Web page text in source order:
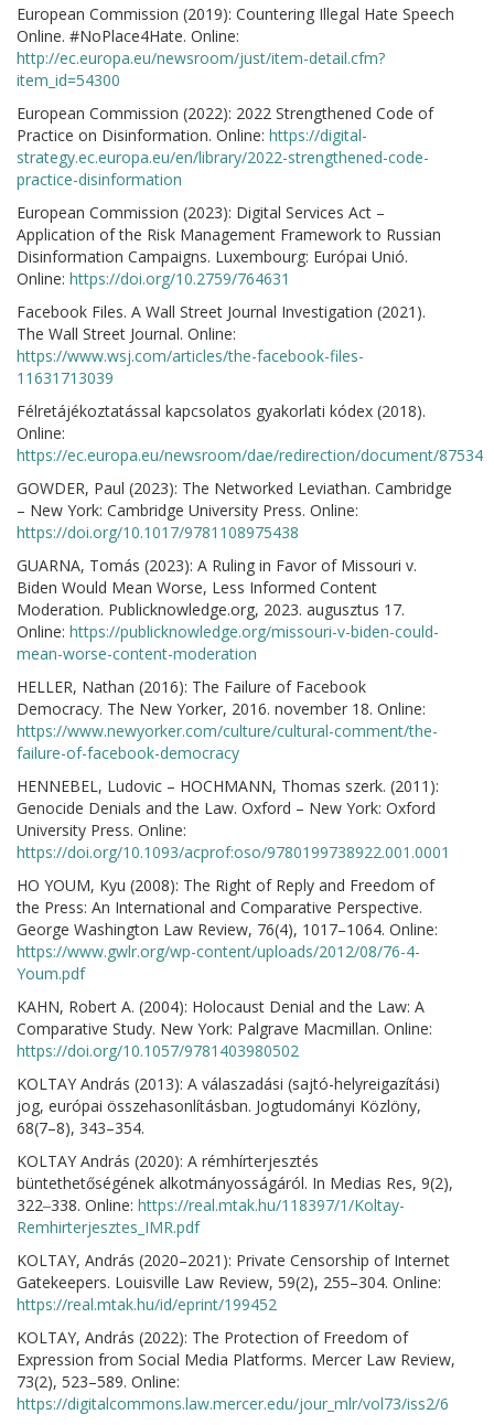
European Commission (2019): Countering Illegal Hate Speech
Online. #NoPlace4Hate. Online:
http://ec.europa.eu/newsroom/just/item-detail.cfm?
item_id=54300
European Commission (2022): 2022 Strengthened Code of
Practice on Disinformation. Online: https://digital-
strategy.ec.europa.eu/en/library/2022-strengthened-code-
practice-disinformation
European Commission (2023): Digital Services Act –
Application of the Risk Management Framework to Russian
Disinformation Campaigns. Luxembourg: Európai Unió.
Online: https://doi.org/10.2759/764631
Facebook Files. A Wall Street Journal Investigation (2021).
The Wall Street Journal. Online:
https://www.wsj.com/articles/the-facebook-files-
11631713039
Félretájékoztatással kapcsolatos gyakorlati kódex (2018).
Online:
https://ec.europa.eu/newsroom/dae/redirection/document/87534
GOWDER, Paul (2023): The Networked Leviathan. Cambridge
– New York: Cambridge University Press. Online:
https://doi.org/10.1017/9781108975438
GUARNA, Tomás (2023): A Ruling in Favor of Missouri v.
Biden Would Mean Worse, Less Informed Content
Moderation. Publicknowledge.org, 2023. augusztus 17.
Online: https://publicknowledge.org/missouri-v-biden-could-
mean-worse-content-moderation
HELLER, Nathan (2016): The Failure of Facebook
Democracy. The New Yorker, 2016. november 18. Online:
https://www.newyorker.com/culture/cultural-comment/the-
failure-of-facebook-democracy
HENNEBEL, Ludovic – HOCHMANN, Thomas szerk. (2011):
Genocide Denials and the Law. Oxford – New York: Oxford
University Press. Online:
https://doi.org/10.1093/acprof:oso/9780199738922.001.0001
HO YOUM, Kyu (2008): The Right of Reply and Freedom of
the Press: An International and Comparative Perspective.
George Washington Law Review, 76(4), 1017–1064. Online:
https://www.gwlr.org/wp-content/uploads/2012/08/76-4-
Youm.pdf
KAHN, Robert A. (2004): Holocaust Denial and the Law: A
Comparative Study. New York: Palgrave Macmillan. Online:
https://doi.org/10.1057/9781403980502
KOLTAY András (2013): A válaszadási (sajtó-helyreigazítási)
jog, európai összehasonlításban. Jogtudományi Közlöny,
68(7–8), 343–354.
KOLTAY András (2020): A rémhírterjesztés
büntethetőségének alkotmányosságáról. In Medias Res, 9(2),
322‒338. Online: https://real.mtak.hu/118397/1/Koltay-
Remhirterjesztes_IMR.pdf
KOLTAY, András (2020–2021): Private Censorship of Internet
Gatekeepers. Louisville Law Review, 59(2), 255–304. Online:
https://real.mtak.hu/id/eprint/199452
KOLTAY, András (2022): The Protection of Freedom of
Expression from Social Media Platforms. Mercer Law Review,
73(2), 523–589. Online:
https://digitalcommons.law.mercer.edu/jour_mlr/vol73/iss2/6